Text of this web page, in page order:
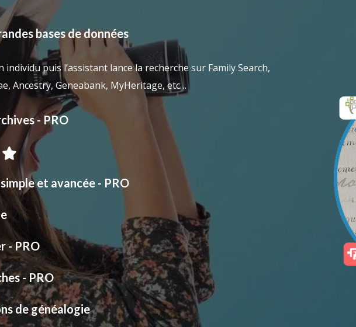
bases de données
puis l’assistant lance la recherche sur Family Search,
Ancestry, Geneabank, MyHeritage, etc…
- PRO
et avancée - PRO
- PRO
- PRO
de généalogie